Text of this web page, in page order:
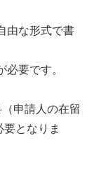
由な形式で書
要です。
申請人の在留
となりま